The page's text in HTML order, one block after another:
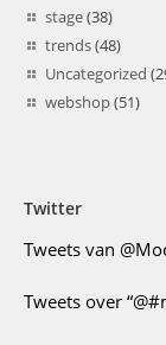
stage(38)
trends(48)
Uncategorized
webshop(51)
Twitter
Tweets van
Tweets over